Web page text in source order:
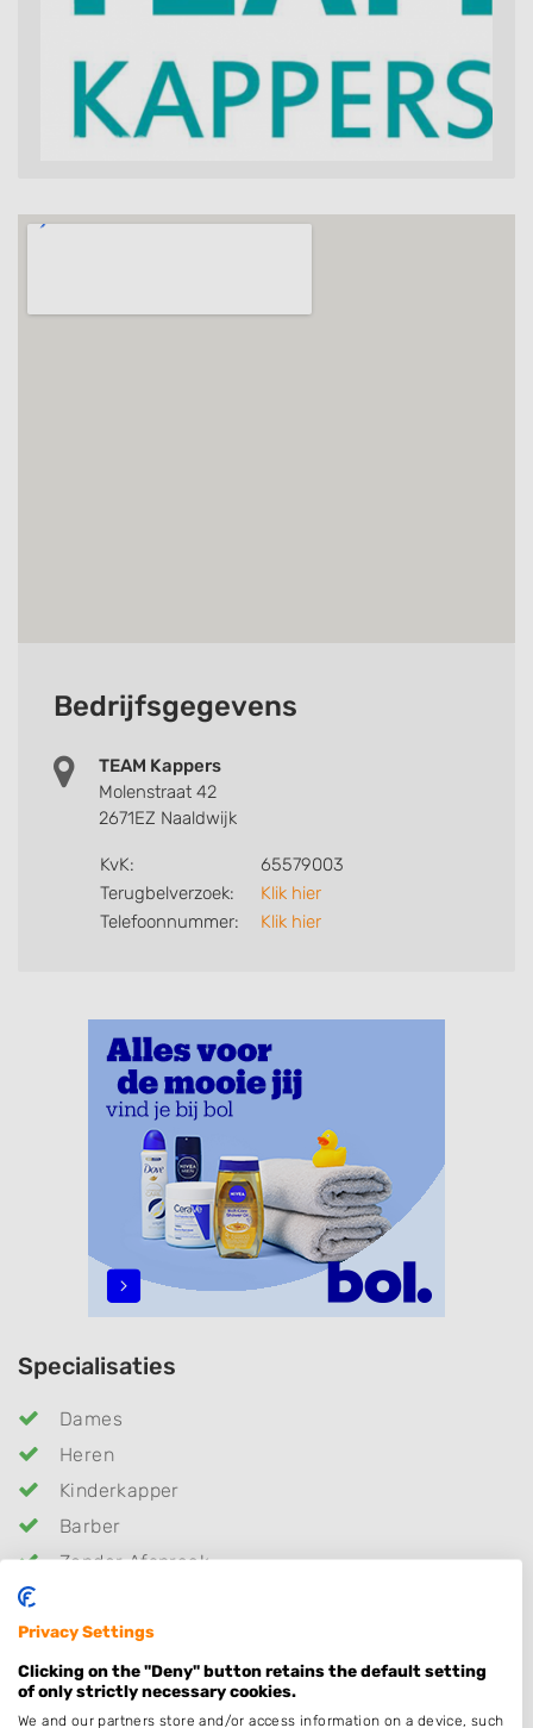
Bedrijfsgegevens
TEAM Kappers
Molenstraat 42
2671EZ Naaldwijk
KvK:
65579003
Terugbelverzoek:
Klik hier
Telefoonnummer:
Klik hier
Specialisaties
Dames
Heren
Kinderkapper
Barber
Zonder Afspraak
Hairextensions
Bruidskapsel
Permanenten
Privacy Settings
Clicking on the "Deny" button retains the default setting
of only strictly necessary cookies.
We and our partners store and/or access information on a device, such